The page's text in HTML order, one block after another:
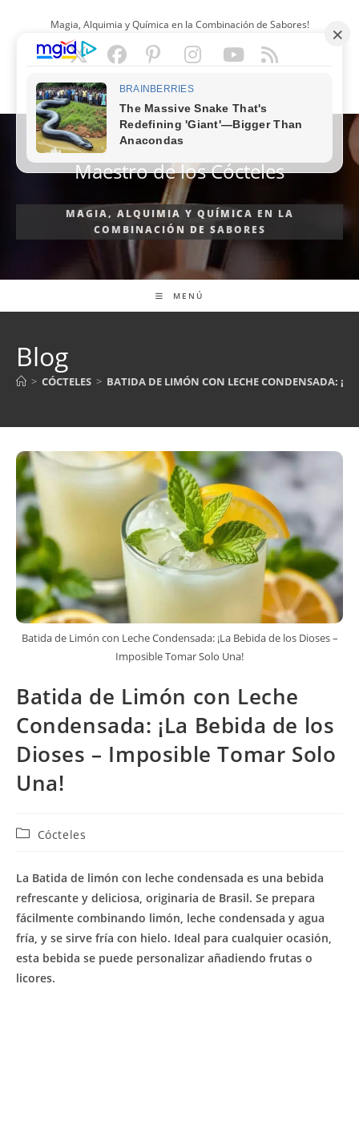
contenido
Magia, Alquimia y Química en la Combinación de Sabores!
ESPAÑOL
Maestro de los Cócteles
MAGIA, ALQUIMIA Y QUÍMICA EN LA
COMBINACIÓN DE SABORES
MENÚ
Blog
> CÓCTELES > BATIDA DE LIMÓN CON LECHE CONDENSADA:
Batida de Limón con Leche Condensada: ¡La Bebida de los Dioses –
Imposible Tomar Solo Una!
Batida de Limón con Leche
Condensada: ¡La Bebida de los
Dioses – Imposible Tomar Solo
Una!
Categoría
entrada:
Cócteles
La Batida de limón con leche condensada es una bebida
refrescante y deliciosa, originaria de Brasil. Se prepara
fácilmente combinando limón, leche condensada y agua
fría, y se sirve fría con hielo. Ideal para cualquier ocasión,
esta bebida se puede personalizar añadiendo frutas o
licores.